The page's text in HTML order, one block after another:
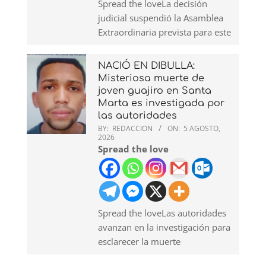
Spread the loveLa decisión
judicial suspendió la Asamblea
Extraordinaria prevista para este
NACIÓ EN DIBULLA:
Misteriosa muerte de
joven guajiro en Santa
Marta es investigada por
las autoridades
BY: REDACCION ON: 5 AGOSTO,
2026
Spread the love
Spread the loveLas autoridades
avanzan en la investigación para
esclarecer la muerte